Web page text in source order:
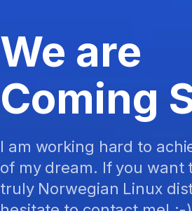
We are
Coming
I am working hard to
of my dream. If you want
truly Norwegian Linux